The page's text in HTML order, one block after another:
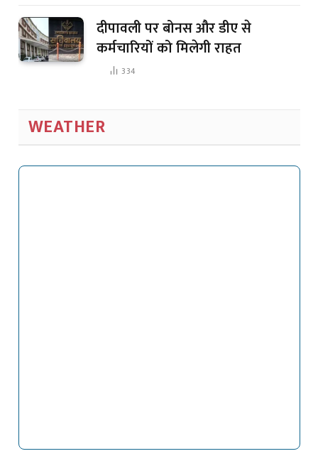
दीपावली पर बोनस और डीए से
कर्मचारियों को मिलेगी राहत
334
WEATHER